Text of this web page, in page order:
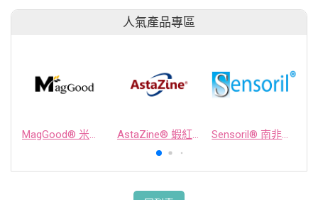
人氣產品專區
MagGood® 米源鎂® 米糠濃縮物 AstaZine® 蝦紅素 Sensoril® 南非醉茄萃取物